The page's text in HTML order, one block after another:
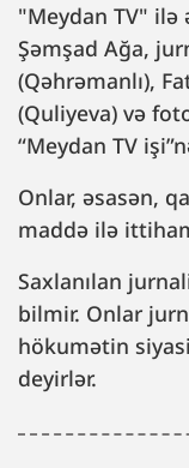
"Meydan TV" ilə
Şəmşad Ağa,
(Qəhrəmanlı),
(Quliyeva) və
“Meydan TV
Onlar, əsasən,
maddə ilə
Saxlanılan
bilmir. Onlar
hökumətin
deyirlər.